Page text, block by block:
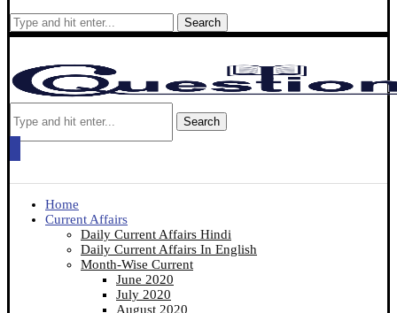
Search
Search
Home
Current Affairs
Daily Current Affairs Hindi
Daily Current Affairs In English
Month-Wise Current
June 2020
July 2020
August 2020